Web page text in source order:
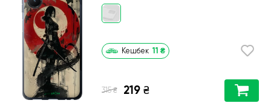
Кешбек 11 ₴
315 ₴ 219 ₴